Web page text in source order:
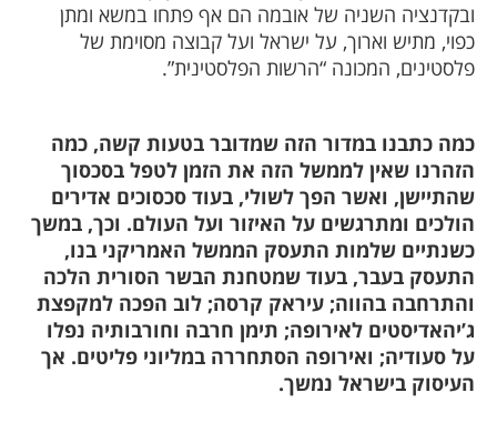
ובקדנציה השניה של אובמה הם אף פתחו במשא ומתן
כפוי, מתיש וארוך, על ישראל ועל קבוצה מסוימת של
פלסטינים, המכונה “הרשות הפלסטינית”.
כמה כתבנו במדור הזה שמדובר בטעות קשה, כמה
הזהרנו שאין לממשל הזה את הזמן לטפל בסכסוך
שהתיישן, ואשר הפך לשולי, בעוד סכסוכים אדירים
הולכים ומתרגשים על האיזור ועל העולם. וכך, במשך
כשנתיים שלמות התעסק הממשל האמריקני בנו,
התעסק בעבר, בעוד שמטחנת הבשר הסורית הלכה
והתרחבה בהווה; עיראק קרסה; לוב הפכה למקפצת
ג’יהאדיסטים לאירופה; תימן חרבה וחורבותיה נפלו
על סעודיה; ואירופה הסתחררה במליוני פליטים. אך
העיסוק בישראל נמשך.